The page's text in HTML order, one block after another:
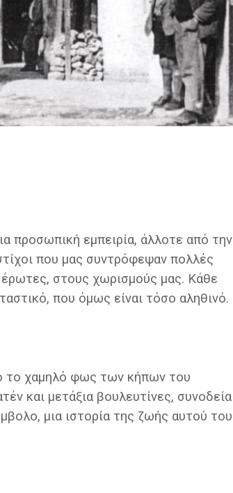
προσωπική εμπειρία, άλλοτε από την
που μας συντρόφεψαν πολλές
στους χωρισμούς μας. Κάθε
που όμως είναι τόσο αληθινό.
το χαμηλό φως των κήπων του
και μετάξια βουλευτίνες, συνοδεία
μια ιστορία της ζωής αυτού του